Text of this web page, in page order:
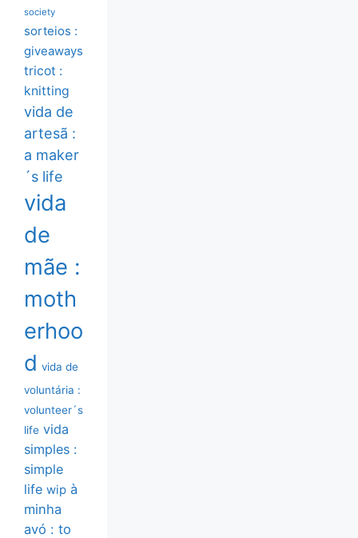
society
sorteios :
giveaways
tricot :
knitting
vida de
artesã :
a maker
´s life
vida
de
mãe :
moth
erhoo
d vida de
voluntária :
volunteer´s
life vida
simples :
simple
life wip à
minha
avó : to